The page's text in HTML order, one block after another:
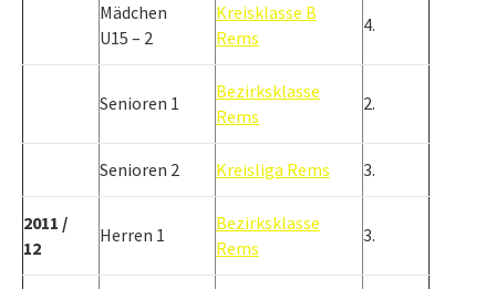
Mädchen
U15 – 2
Kreisklasse B
Rems
4.
Senioren 1
Bezirksklasse
Rems
2.
Senioren 2 Kreisliga Rems 3.
2011 /
12
Herren 1
Bezirksklasse
Rems
3.